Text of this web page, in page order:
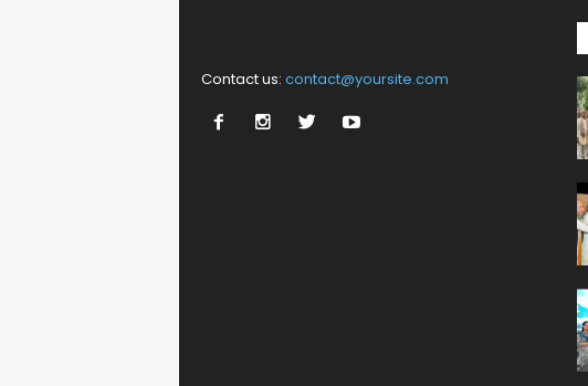
Contact us: contact@yoursite.com